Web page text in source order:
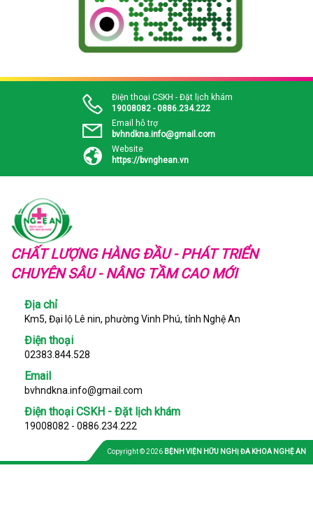
Điện thoại CSKH - Đặt lịch khám
19008082 - 0886.234.222
Email hỗ trợ
bvhndkna.info@gmail.com
Website
https://bvnghean.vn
CHẤT LƯỢNG HÀNG ĐẦU - PHÁT TRIỂN
CHUYÊN SÂU - NÂNG TẦM CAO MỚI
Địa chỉ
Km5, Đại lộ Lê nin, phường Vinh Phú, tỉnh Nghệ An
Điện thoại
02383.844.528
Email
bvhndkna.info@gmail.com
Điện thoại CSKH - Đặt lịch khám
19008082 - 0886.234.222
Copyright © 2026 BỆNH VIỆN HỮU NGHỊ ĐA KHOA NGHỆ AN